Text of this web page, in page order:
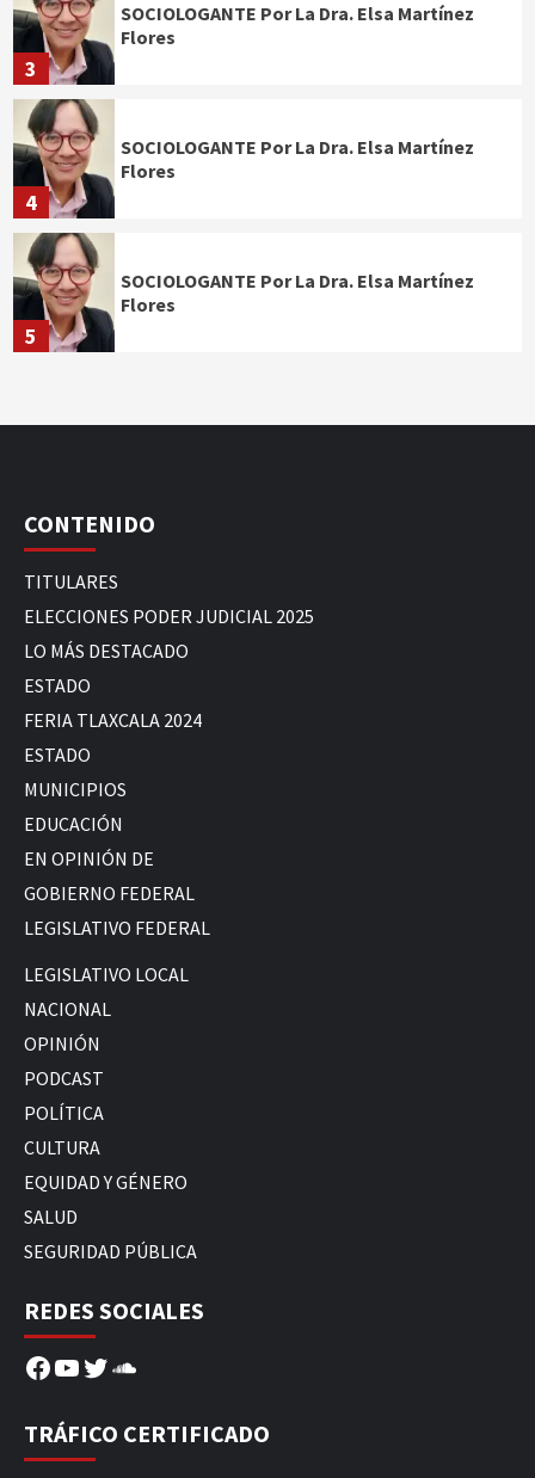
3
SOCIOLOGANTE Por La Dra. Elsa Martínez
Flores
4
SOCIOLOGANTE Por La Dra. Elsa Martínez
Flores
5
SOCIOLOGANTE Por La Dra. Elsa Martínez
Flores
CONTENIDO
TITULARES
ELECCIONES PODER JUDICIAL 2025
LO MÁS DESTACADO
ESTADO
FERIA TLAXCALA 2024
ESTADO
MUNICIPIOS
EDUCACIÓN
EN OPINIÓN DE
GOBIERNO FEDERAL
LEGISLATIVO FEDERAL
LEGISLATIVO LOCAL
NACIONAL
OPINIÓN
PODCAST
POLÍTICA
CULTURA
EQUIDAD Y GÉNERO
SALUD
SEGURIDAD PÚBLICA
REDES SOCIALES
Facebook
YouTube
Twitter
SoundCloud
TRÁFICO CERTIFICADO